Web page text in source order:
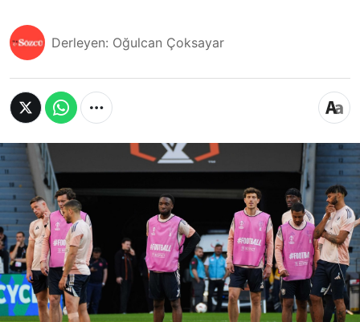
Derleyen: Oğulcan Çoksayar